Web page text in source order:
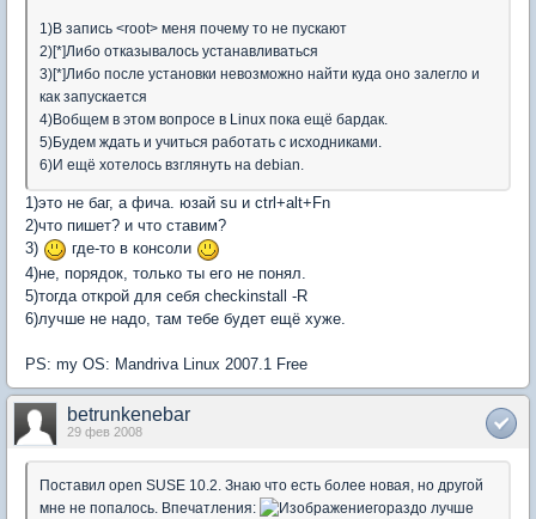
1)В запись <root> меня почему то не пускают
2)[*]Либо отказывалось устанавливаться
3)[*]Либо после установки невозможно найти куда оно залегло и
как запускается
4)Вобщем в этом вопросе в Linux пока ещё бардак.
5)Будем ждать и учиться работать с исходниками.
6)И ещё хотелось взглянуть на debian.
1)это не баг, а фича. юзай su и ctrl+alt+Fn
2)что пишет? и что ставим?
3)
где-то в консоли
4)не, порядок, только ты его не понял.
5)тогда открой для себя checkinstall -R
6)лучше не надо, там тебе будет ещё хуже.
PS: my OS: Mandriva Linux 2007.1 Free
betrunkenebar
29 фев 2008
Поставил open SUSE 10.2. Знаю что есть более новая, но другой
мне не попалось. Впечатления:
гораздо лучше